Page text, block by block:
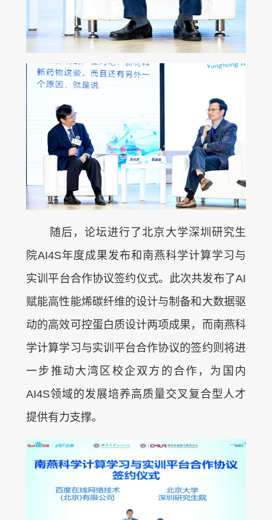
随后，论坛进行了北京大学深圳研究生
院AI4S年度成果发布和南燕科学计算学习与
实训平台合作协议签约仪式。此次共发布了AI
赋能高性能烯碳纤维的设计与制备和大数据驱
动的高效可控蛋白质设计两项成果，而南燕科
学计算学习与实训平台合作协议的签约则将进
一步推动大湾区校企双方的合作，为国内
AI4S领域的发展培养高质量交叉复合型人才
提供有力支撑。